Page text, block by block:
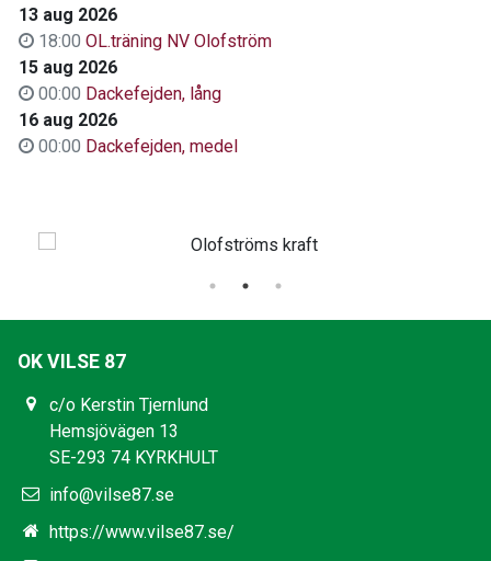
13 aug 2026
18:00 OL.träning NV Olofström
15 aug 2026
00:00 Dackefejden, lång
16 aug 2026
00:00 Dackefejden, medel
OK VILSE 87
c/o Kerstin Tjernlund
Hemsjövägen 13
SE-293 74 KYRKHULT
info@vilse87.se
https://www.vilse87.se/